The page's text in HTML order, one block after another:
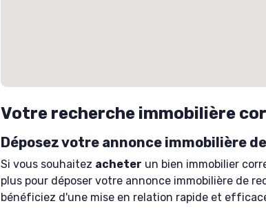
Votre recherche immobilière
Déposez votre annonce immobilière
Si vous souhaitez acheter un bien immobilier
plus pour déposer votre annonce immobilière de
bénéficiez d'une mise en relation rapide et